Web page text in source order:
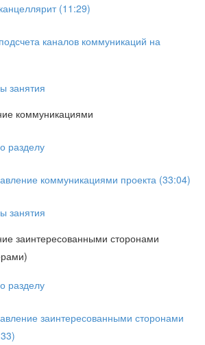
(11:29)
каналов коммуникаций на
занятия
коммуникациями
разделу
коммуникациями проекта (33:04)
занятия
заинтересованными сторонами
разделу
заинтересованными сторонами